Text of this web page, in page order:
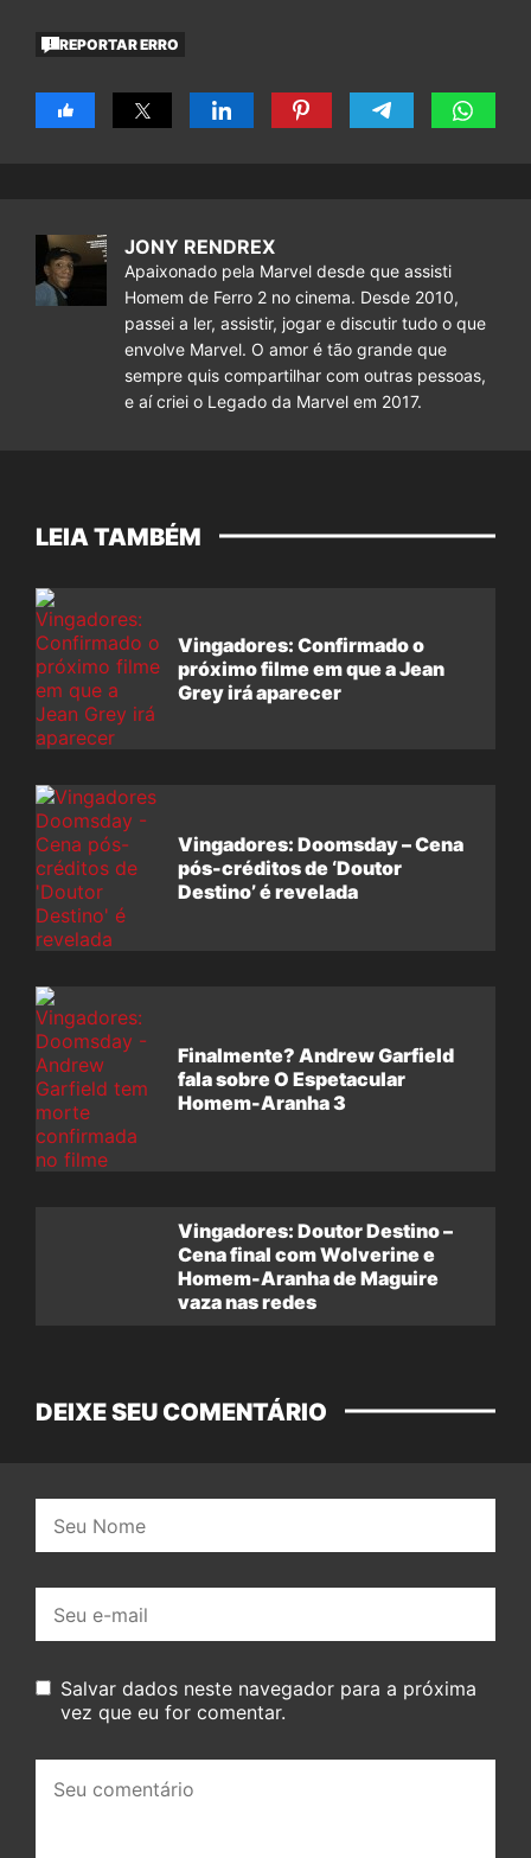
REPORTAR ERRO
JONY RENDREX
Apaixonado pela Marvel desde que assisti
Homem de Ferro 2 no cinema. Desde 2010,
passei a ler, assistir, jogar e discutir tudo o que
envolve Marvel. O amor é tão grande que
sempre quis compartilhar com outras pessoas,
e aí criei o Legado da Marvel em 2017.
LEIA TAMBÉM
Vingadores: Confirmado o
próximo filme em que a Jean
Grey irá aparecer
Vingadores: Doomsday – Cena
pós-créditos de ‘Doutor
Destino’ é revelada
Finalmente? Andrew Garfield
fala sobre O Espetacular
Homem-Aranha 3
Vingadores: Doutor Destino –
Cena final com Wolverine e
Homem-Aranha de Maguire
vaza nas redes
DEIXE SEU COMENTÁRIO
mail:
Salvar dados neste navegador para a próxima
vez que eu for comentar.
comentário: